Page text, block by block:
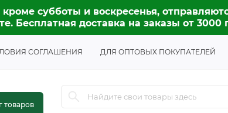
субботы и воскресенья,
Бесплатная доставка на заказы от 3000
СОГЛАШЕНИЯ ДЛЯ ОПТОВЫХ ПОКУПАТЕЛЕЙ
товаров